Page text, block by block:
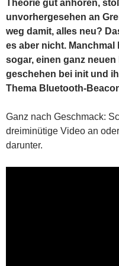
Theorie gut anhören,
unvorhergesehen an
weg damit, alles neu?
es aber nicht.
sogar, einen ganz
geschehen bei init und
Thema Bluetooth-
Ganz nach Geschmack:
dreiminütige Video an
darunter.